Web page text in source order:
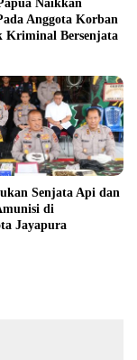
Naikkan
Anggota Korban
Kriminal Bersenjata
Senjata Api dan
di
Jayapura